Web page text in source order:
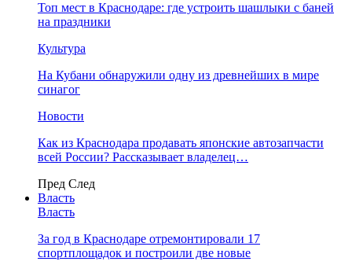
Топ мест в Краснодаре: где устроить шашлыки с баней
на праздники
Культура
На Кубани обнаружили одну из древнейших в мире
синагог
Новости
Как из Краснодара продавать японские автозапчасти
всей России? Рассказывает владелец…
Пред След
Власть
Власть
За год в Краснодаре отремонтировали 17
спортплощадок и построили две новые